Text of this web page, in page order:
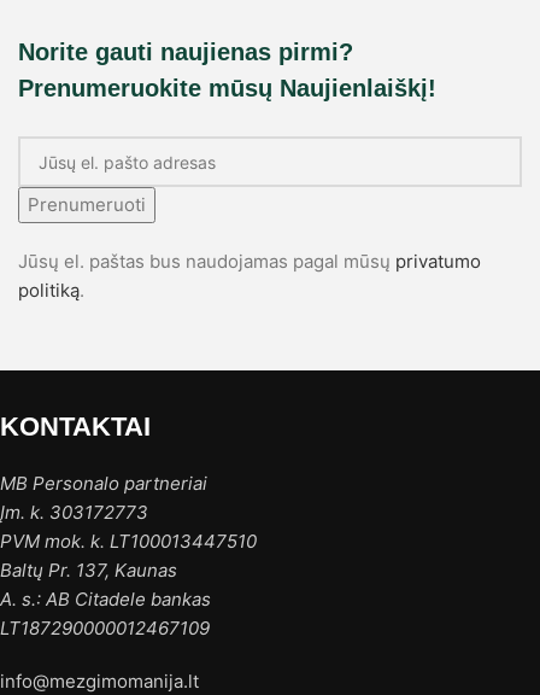
Norite gauti naujienas pirmi?
Prenumeruokite mūsų Naujienlaiškį!
Prenumeruoti
Jūsų el. paštas bus naudojamas pagal mūsų privatumo
politiką.
KONTAKTAI
MB Personalo partneriai
Įm. k. 303172773
PVM mok. k. LT100013447510
Baltų Pr. 137, Kaunas
A. s.: AB Citadele bankas
LT187290000012467109
info@mezgimomanija.lt